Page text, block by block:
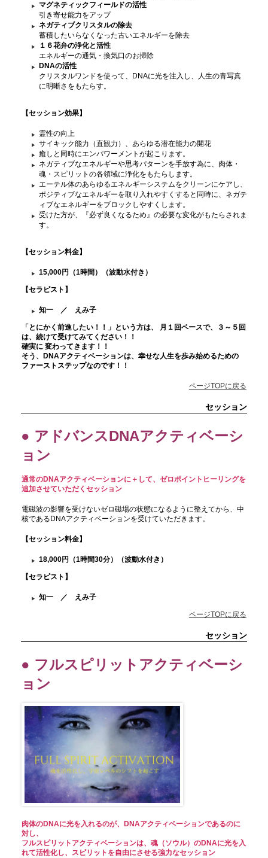
マグネティックフィールドの活性
引き寄せ能力をアップ
ネガティブクリスタルの除去
蓄積したいらなくなった古いエネルギーを除去
１６花弁の浄化と活性
エネルギーの通気・換気口のお掃除
DNAの活性
クリスタルワンドを使って、DNAに光を注入し、人生の青写真
に明晰さをもたらす。
【セッション効果】
霊性の向上
サイキック能力（直観力）、あらゆる潜在能力の開花
癒しと同時にエンパワーメントが起こります。
ネガティブなエネルギーや思考パターンを手放す為に、肉体・
魂・スピリットの各領域に浄化をもたらします。
エーテル体のあらゆるエネルギーシステムをクリーンにケアし、
ポジティブなエネルギーを取り入れやすくすると同時に、ネガテ
ィブなエネルギーをブロックしやすくします。
受けた方が、『必ず良くなるため』の必要な変化がもたらされま
す。
【セッション料金】
15,000円（1時間）（波動水付き）
【セラピスト】
知一 ／ えみ子
「とにかく前進したい！！」という方は、 月１回ペースで、３～５回
は、続けて受けてみてください！！
確実に 変わってきます！！
そう、DNAアクティベーションは、幸せな人生を歩み始めるための
ファーストステップなのです！！
ページTOPに戻る
セッション
● アドバンスDNAアクティベーシ
ョン
通常のDNAアクティベーションに＋して、ゼロポイントヒーリングを
追加させていただくセッション
電磁波の影響を受けないゼロ磁場の状態になるように整えてから、中
核であるDNAアクティベーションを受けていただきます。
【セッション料金】
18,000円（1時間30分）（波動水付き）
【セラピスト】
知一 ／ えみ子
ページTOPに戻る
セッション
● フルスピリットアクティベーシ
ョン
肉体のDNAに光を入れるのが、DNAアクティベーションであるのに
対し、
フルスピリットアクティベーションは、魂（ソウル）のDNAに光を入
れて活性化し、スピリットを自由にさせる強力なセッション